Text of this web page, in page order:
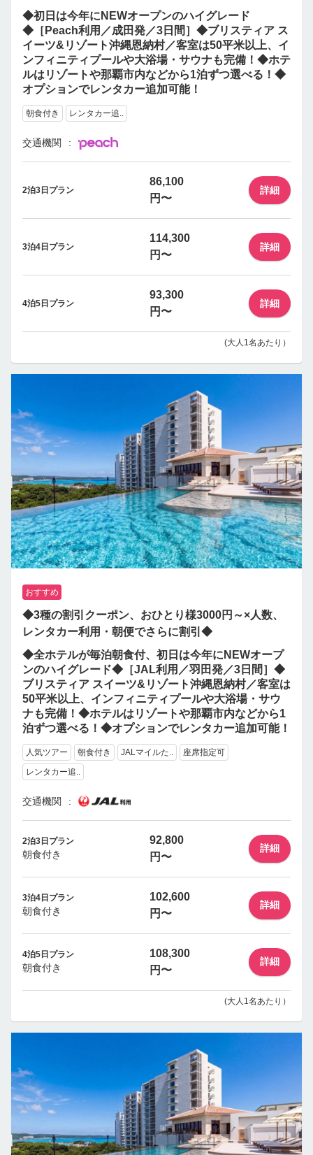
◆初日は今年にNEWオープンのハイグレード
◆［Peach利用／成田発／3日間］◆ブリスティア ス
イーツ&リゾート沖縄恩納村／客室は50平米以上、イ
ンフィニティプールや大浴場・サウナも完備！◆ホテ
ルはリゾートや那覇市内などから1泊ずつ選べる！◆
オプションでレンタカー追加可能！
朝食付き レンタカー追..
交通機関
2泊3日プラン
86,100
円〜
詳細
3泊4日プラン
114,300
円〜
詳細
4泊5日プラン
93,300
円〜
詳細
(大人1名あたり）
おすすめ
◆3種の割引クーポン、おひとり様3000円～×人数、
レンタカー利用・朝便でさらに割引◆
◆全ホテルが毎泊朝食付、初日は今年にNEWオープ
ンのハイグレード◆［JAL利用／羽田発／3日間］◆
ブリスティア スイーツ&リゾート沖縄恩納村／客室は
50平米以上、インフィニティプールや大浴場・サウ
ナも完備！◆ホテルはリゾートや那覇市内などから1
泊ずつ選べる！◆オプションでレンタカー追加可能！
人気ツアー 朝食付き JALマイルた..
座席指定可
レンタカー追..
交通機関
2泊3日プラン
朝食付き
92,800
円〜
詳細
3泊4日プラン
朝食付き
102,600
円〜
詳細
4泊5日プラン
朝食付き
108,300
円〜
詳細
(大人1名あたり）